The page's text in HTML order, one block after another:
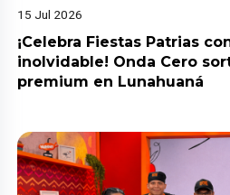
15 Jul 2026
¡Celebra Fiestas Patrias
inolvidable! Onda Cero
premium en Lunahuaná